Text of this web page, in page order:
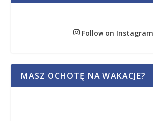
Follow on Instagram
MASZ OCHOTĘ NA WAKACJE?